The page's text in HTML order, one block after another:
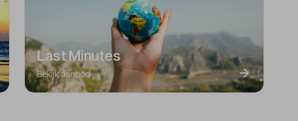
Last Minutes
Bekijk aanbod